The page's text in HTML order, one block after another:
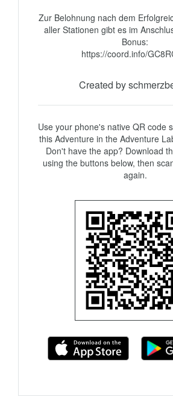
Zur Belohnung nach dem
aller Stationen gibt es im
Bonus:
https://coord.info/
Created by
Use your phone's native QR code
this Adventure in the Adventure
Don't have the app? Download
using the buttons below, then
again.